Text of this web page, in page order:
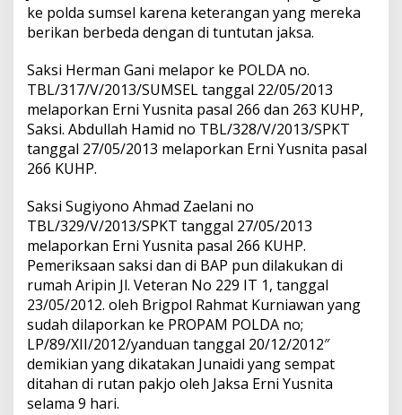
ke polda sumsel karena keterangan yang mereka
berikan berbeda dengan di tuntutan jaksa.
Saksi Herman Gani melapor ke POLDA no.
TBL/317/V/2013/SUMSEL tanggal 22/05/2013
melaporkan Erni Yusnita pasal 266 dan 263 KUHP,
Saksi. Abdullah Hamid no TBL/328/V/2013/SPKT
tanggal 27/05/2013 melaporkan Erni Yusnita pasal
266 KUHP.
Saksi Sugiyono Ahmad Zaelani no
TBL/329/V/2013/SPKT tanggal 27/05/2013
melaporkan Erni Yusnita pasal 266 KUHP.
Pemeriksaan saksi dan di BAP pun dilakukan di
rumah Aripin Jl. Veteran No 229 IT 1, tanggal
23/05/2012. oleh Brigpol Rahmat Kurniawan yang
sudah dilaporkan ke PROPAM POLDA no;
LP/89/XII/2012/yanduan tanggal 20/12/2012″
demikian yang dikatakan Junaidi yang sempat
ditahan di rutan pakjo oleh Jaksa Erni Yusnita
selama 9 hari.